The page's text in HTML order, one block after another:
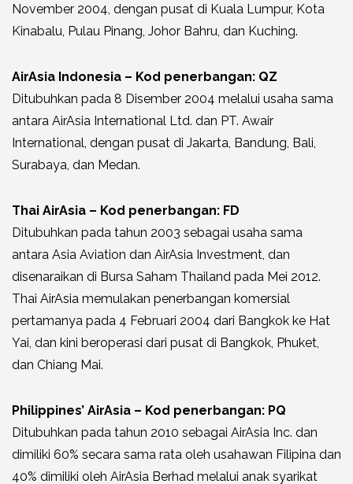
November 2004, dengan pusat di Kuala Lumpur, Kota
Kinabalu, Pulau Pinang, Johor Bahru, dan Kuching.
AirAsia Indonesia – Kod penerbangan: QZ
Ditubuhkan pada 8 Disember 2004 melalui usaha sama
antara AirAsia International Ltd. dan PT. Awair
International, dengan pusat di Jakarta, Bandung, Bali,
Surabaya, dan Medan.
Thai AirAsia – Kod penerbangan: FD
Ditubuhkan pada tahun 2003 sebagai usaha sama
antara Asia Aviation dan AirAsia Investment, dan
disenaraikan di Bursa Saham Thailand pada Mei 2012.
Thai AirAsia memulakan penerbangan komersial
pertamanya pada 4 Februari 2004 dari Bangkok ke Hat
Yai, dan kini beroperasi dari pusat di Bangkok, Phuket,
dan Chiang Mai.
Philippines’ AirAsia – Kod penerbangan: PQ
Ditubuhkan pada tahun 2010 sebagai AirAsia Inc. dan
dimiliki 60% secara sama rata oleh usahawan Filipina dan
40% dimiliki oleh AirAsia Berhad melalui anak syarikat